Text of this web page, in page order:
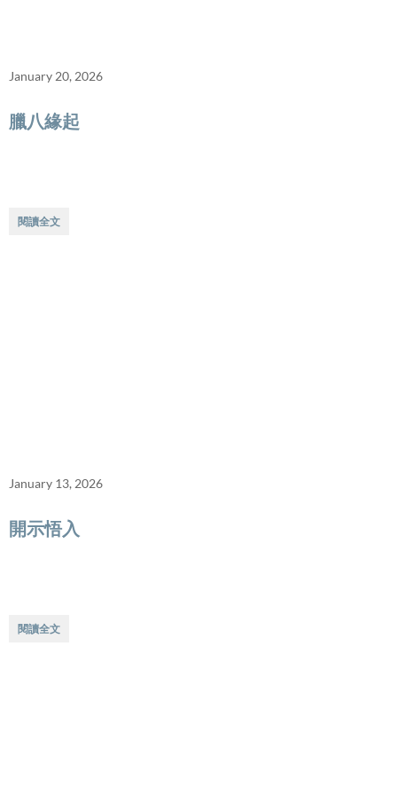
January 20, 2026
臘八緣起
閱讀全文
January 13, 2026
開示悟入
閱讀全文